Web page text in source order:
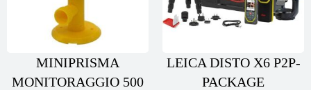
MINIPRISMA
MONITORAGGIO 500
LEICA DISTO X6 P2P-
PACKAGE